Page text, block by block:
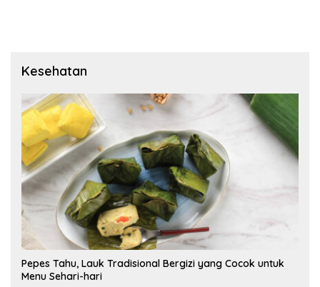
Kesehatan
Pepes Tahu, Lauk Tradisional Bergizi yang Cocok untuk
Menu Sehari-hari